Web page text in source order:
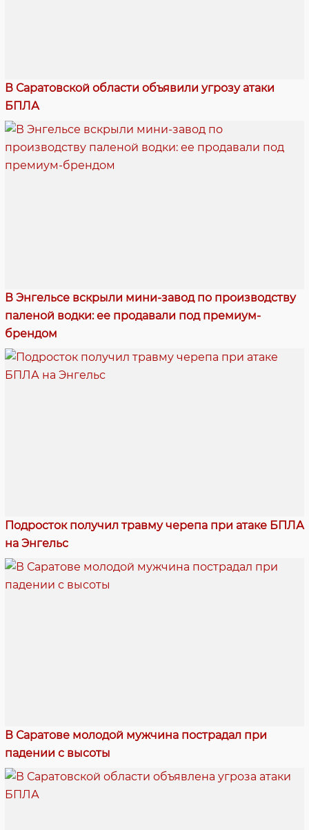
В Саратовской области объявили угрозу атаки
БПЛА
В Энгельсе вскрыли мини-завод по производству
паленой водки: ее продавали под премиум-
брендом
Подросток получил травму черепа при атаке БПЛА
на Энгельс
В Саратове молодой мужчина пострадал при
падении с высоты